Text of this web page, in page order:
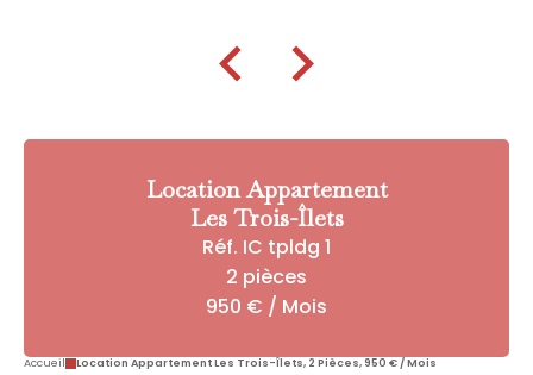
Location Appartement
Les Trois-Îlets
Réf. IC tpldg 1
2 pièces
950 € / Mois
Accueil Location Appartement Les Trois-Îlets, 2 Pièces, 950 € / Mois